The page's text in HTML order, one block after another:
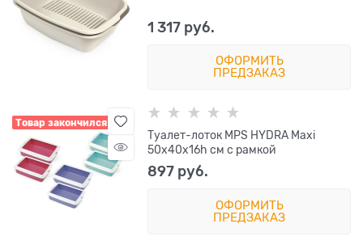
1 317 руб.
ОФОРМИТЬ
ПРЕДЗАКАЗ
Товар закончился
Туалет-лоток MPS HYDRA Maxi
50х40х16h см с рамкой
897 руб.
ОФОРМИТЬ
ПРЕДЗАКАЗ